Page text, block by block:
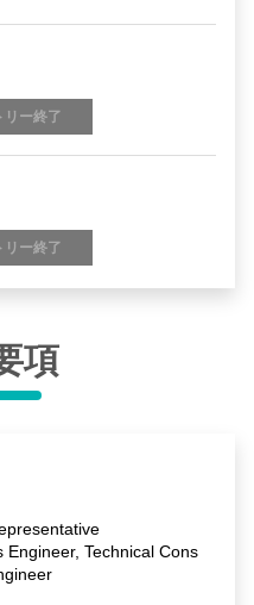
リー終了
リー終了
項
Engineer, Technical Cons